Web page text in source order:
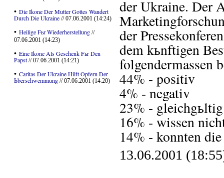
• Die Ikone Der Mutter Gottes Wandert
Durch Die Ukraine// 07.06.2001 (14:24)
• Heilige Fьr Wiederherstellung//
07.06.2001 (14:23)
• Eine Ikone Als Geschenk Fьr Den
Papst// 07.06.2001 (14:21)
• Caritas Der Ukraine Hilft Opfern Der
Ьberschwemmung// 07.06.2001 (14:20)
der Ukraine. Der
der
dem kьnftigen
folgendermassen
44% - positiv
4% - negativ
23% - gleichgьltig
16% - wissen
14% - konnten
13.06.2001